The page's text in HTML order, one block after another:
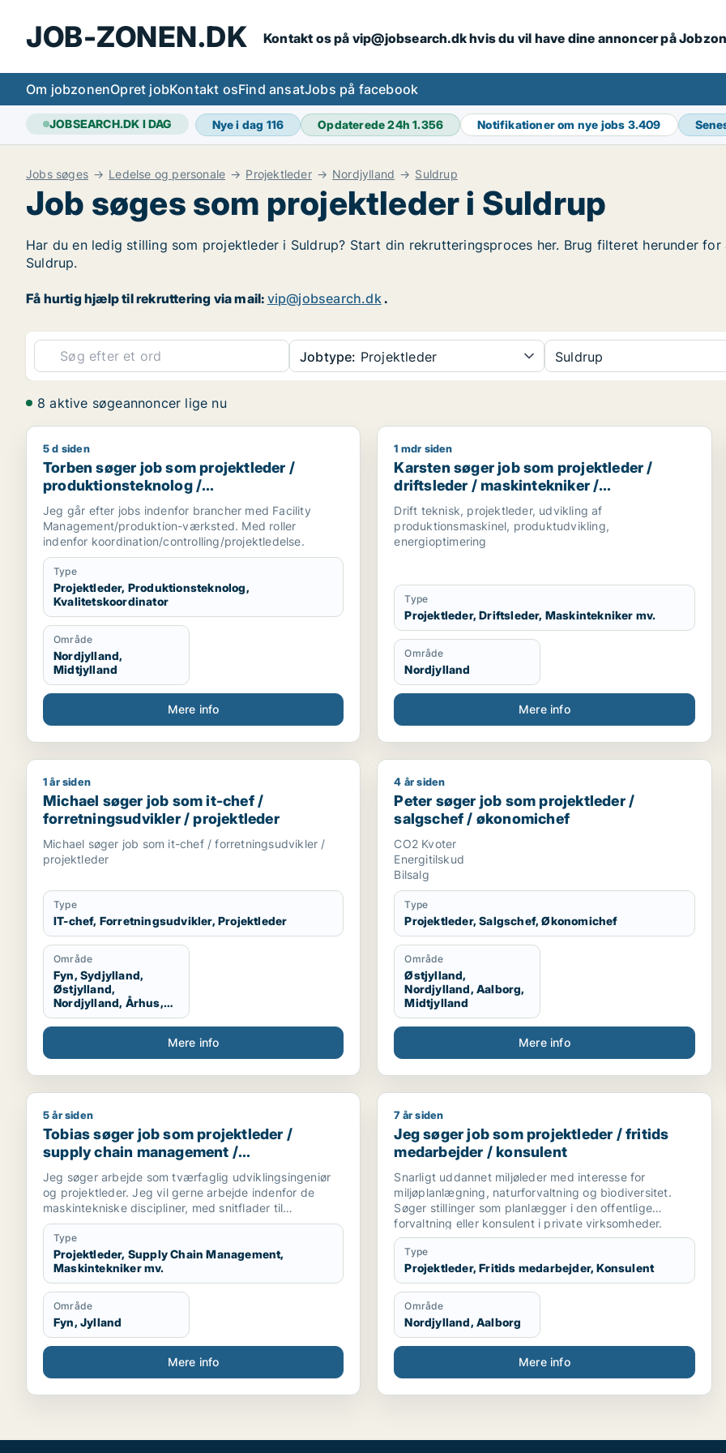
JOB-ZONEN.DK Kontakt os på vip@jobsearch.dk hvis du vil have dine annoncer på
Om jobzonenOpret jobKontakt osFind ansatJobs på facebook
JOBSEARCH.DK I DAG Nye i dag 116 Opdaterede 24h1.356 Notifikationer om nye jobs 3.409
Jobs søges Ledelse og personale Projektleder Nordjylland Suldrup
Job søges som projektleder i Suldrup
Har du en ledig stilling som projektleder i Suldrup? Start din rekrutteringsproces her. Brug filteret herunder
Suldrup.
Få hurtig hjælp til rekruttering via mail: vip@jobsearch.dk.
Jobtype: Projektleder Suldrup
8 aktive søgeannoncer lige nu
Torben søger job som projektleder / produktionsteknolog / kvalitetskoordinator
5 d siden
Torben søger job som projektleder /
produktionsteknolog /
kvalitetskoordinator
Jeg går efter jobs indenfor brancher med Facility
Management/produktion-værksted. Med roller
indenfor koordination/controlling/projektledelse.
Type
Projektleder, Produktionsteknolog,
Kvalitetskoordinator
Område
Nordjylland,
Midtjylland
Mere info
Karsten søger job som projektleder / driftsleder /
1 mdr siden
Karsten søger job som projektleder /
driftsleder / maskintekniker /
produktionsteknolog / produktionschef
Drift teknisk, projektleder, udvikling af
produktionsmaskinel, produktudvikling,
energioptimering
Type
Projektleder, Driftsleder, Maskintekniker mv.
Område
Nordjylland
Mere info
Michael søger job som it-chef / forretningsudvikler / projektleder
1 år siden
Michael søger job som it-chef /
forretningsudvikler / projektleder
Michael søger job som it-chef / forretningsudvikler /
projektleder
Type
IT-chef, Forretningsudvikler, Projektleder
Område
Fyn, Sydjylland,
Østjylland,
Nordjylland, Århus,
Aalborg, Vestjylland,
Midtjylland
Mere info
Peter søger job som projektleder / salgschef /
4 år siden
Peter søger job som projektleder /
salgschef / økonomichef
CO2 Kvoter
Energitilskud
Bilsalg
Type
Projektleder, Salgschef, Økonomichef
Område
Østjylland,
Nordjylland, Aalborg,
Midtjylland
Mere info
Tobias søger job som projektleder / supply chain management / maskintekniker / maskiningeniør / forsker
5 år siden
Tobias søger job som projektleder /
supply chain management /
maskintekniker / maskiningeniør / forsker
Jeg søger arbejde som tværfaglig udviklingsingeniør
og projektleder. Jeg vil gerne arbejde indenfor de
maskintekniske discipliner, med snitflader til
mekatronik, automation, robotteknologi, energi og
indeklima og medica/Bioteknologi.
Type
Projektleder, Supply Chain Management,
Maskintekniker mv.
Område
Fyn, Jylland
Mere info
Jeg søger job som projektleder / fritids medarbejder
7 år siden
Jeg søger job som projektleder / fritids
medarbejder / konsulent
Snarligt uddannet miljøleder med interesse for
miljøplanlægning, naturforvaltning og biodiversitet.
Søger stillinger som planlægger i den offentlige
forvaltning eller konsulent i private virksomheder.
Type
Projektleder, Fritids medarbejder, Konsulent
Område
Nordjylland, Aalborg
Mere info